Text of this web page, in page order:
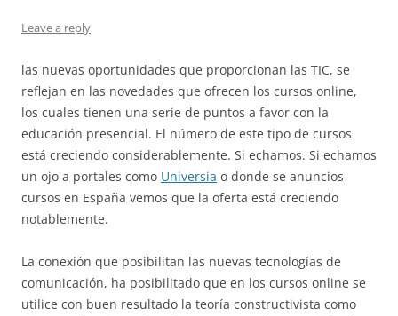
Leave a reply
las nuevas oportunidades que proporcionan las TIC, se
reflejan en las novedades que ofrecen los cursos online,
los cuales tienen una serie de puntos a favor con la
educación presencial. El número de este tipo de cursos
está creciendo considerablemente. Si echamos. Si echamos
un ojo a portales como Universia o donde se anuncios
cursos en España vemos que la oferta está creciendo
notablemente.
La conexión que posibilitan las nuevas tecnologías de
comunicación, ha posibilitado que en los cursos online se
utilice con buen resultado la teoría constructivista como